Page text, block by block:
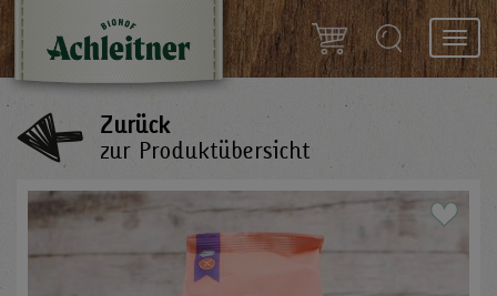
Zurück
zur Produktübersicht